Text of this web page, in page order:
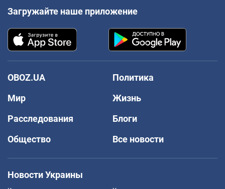
Загружайте наше приложение
OBOZ.UA
Политика
Мир
Жизнь
Расследования
Блоги
Общество
Все новости
Новости Украины